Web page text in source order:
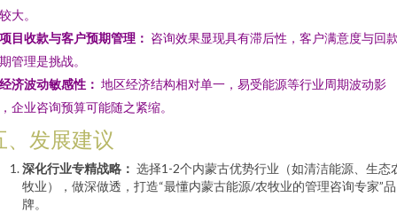
大。
项目收款与客户预期管理： 咨询效果显现具有滞后性，客户满意度与回
管理是挑战。
经济波动敏感性： 地区经济结构相对单一，易受能源等行业周期波动影
企业咨询预算可能随之紧缩。
、发展建议
深化行业专精战略： 选择1-2个内蒙古优势行业（如清洁能源、生态
牧业），做深做透，打造“最懂内蒙古能源/农牧业的管理咨询专家”品
牌。